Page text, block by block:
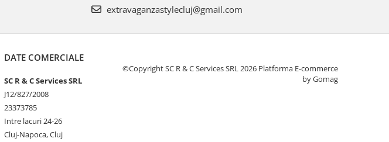
extravaganzastylecluj@gmail.com
DATE COMERCIALE
SC R & C Services SRL
J12/827/2008
23373785
Intre lacuri 24-26
Cluj-Napoca, Cluj
©Copyright SC R & C Services SRL 2026 Platforma E-commerce
by Gomag